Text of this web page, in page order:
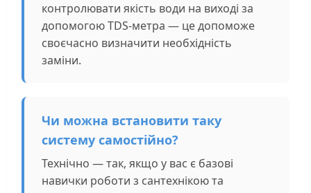
контролювати якість води на виході за
допомогою TDS-метра — це допоможе
своєчасно визначити необхідність
заміни.
Чи можна встановити таку
систему самостійно?
Технічно — так, якщо у вас є базові
навички роботи з сантехнікою та